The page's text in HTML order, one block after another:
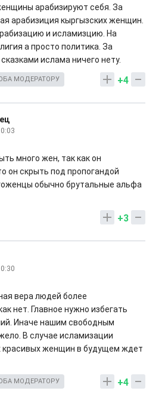
арабизируют себя. За
арабизиция кыргызских женщин.
и исламизцию. На
а просто политика. За
ислама ничего нету.
+4
МОДЕРАТОРУ
много жен, так как он
он скрыть под пропогандой
обычно брутальные альфа
+3
вера людей более
нет. Главное нужно избегать
Иначе нашим свободным
В случае исламизации
красивых женщин в будущем ждет
+4
МОДЕРАТОРУ